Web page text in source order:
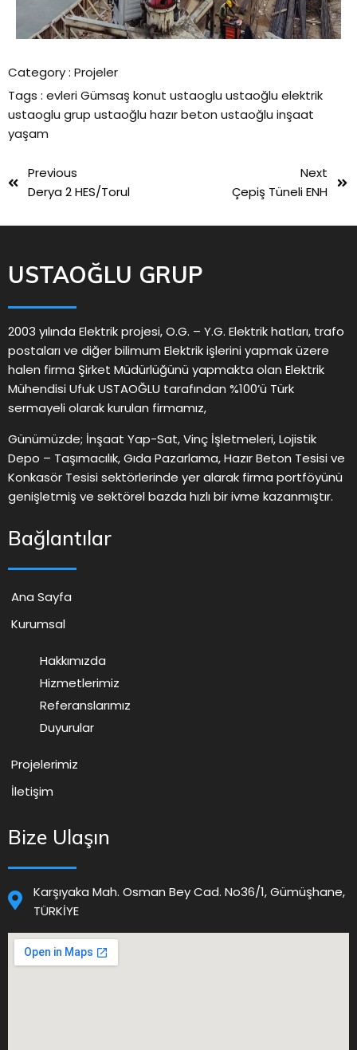
Category : Projeler
Tags : evleriGümsaş konut ustaoglu ustaoğlu elektrik
ustaoglu grup ustaoğlu hazır beton ustaoğlu inşaat
yaşam
Previous
Derya 2 HES/Torul
Next
Çepiş Tüneli ENH
USTAOĞLU GRUP
2003 yılında Elektrik projesi, O.G. – Y.G. Elektrik hatları, trafo
postaları ve diğer bilimum Elektrik işlerini yapmak üzere
halen firma Şirket Müdürlüğünü yapmakta olan Elektrik
Mühendisi Ufuk USTAOĞLU tarafından %100’ü Türk
sermayeli olarak kurulan firmamız,
Günümüzde; İnşaat Yap-Sat, Vinç İşletmeleri, Lojistik
Depo – Taşımacılık, Gıda Pazarlama, Hazır Beton Tesisi ve
Konkasör Tesisi sektörlerinde yer alarak firma portföyünü
genişletmiş ve sektörel bazda hızlı bir ivme kazanmıştır.
Bağlantılar
Ana Sayfa
Kurumsal
Hakkımızda
Hizmetlerimiz
Referanslarımız
Duyurular
Projelerimiz
İletişim
Bize Ulaşın
Karşıyaka Mah. Osman Bey Cad. No36/1, Gümüşhane,
TÜRKİYE